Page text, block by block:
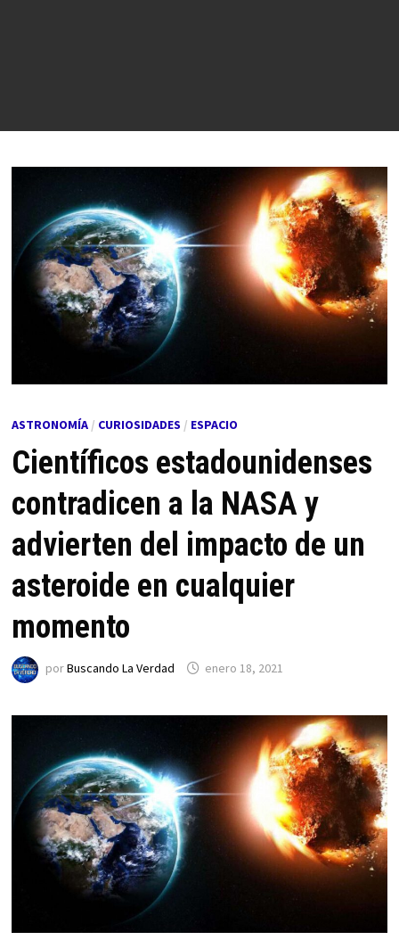
ASTRONOMÍA/ CURIOSIDADES / ESPACIO
Científicos estadounidenses
contradicen a la NASA y
advierten del impacto de un
asteroide en cualquier
momento
porBuscando La Verdad enero 18, 2021